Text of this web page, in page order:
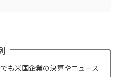
も米国企業の決算やニュース